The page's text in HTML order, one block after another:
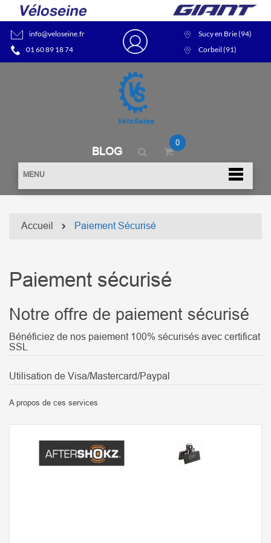
info@veloseine.fr
01 60 89 18 74
Sucy en Brie (94)
Corbeil (91)
BLOG
0
MENU
Accueil Paiement Sécurisé
Paiement sécurisé
Notre offre de paiement sécurisé
Bénéficiez de nos paiement 100% sécurisés avec certificat
SSL
Utilisation de Visa/Mastercard/Paypal
A propos de ces services